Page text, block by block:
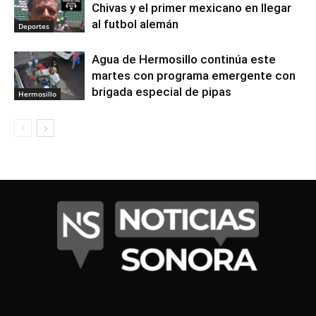
Deportes
Chivas y el primer mexicano en llegar
al futbol alemán
Hermosillo
Agua de Hermosillo continúa este
martes con programa emergente con
brigada especial de pipas